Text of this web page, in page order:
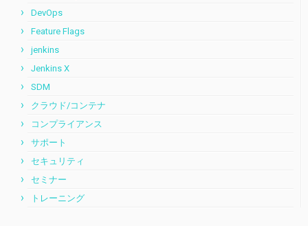
DevOps
Feature Flags
jenkins
Jenkins X
SDM
クラウド/コンテナ
コンプライアンス
サポート
セキュリティ
セミナー
トレーニング